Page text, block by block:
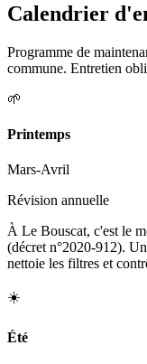
Calendrier
Programme de
commune. Entretien
🌱
Printemps
Mars-Avril
Révision annuelle
À Le Bouscat, c'est le
(décret n°2020-912).
nettoie les filtres et
☀️
Été